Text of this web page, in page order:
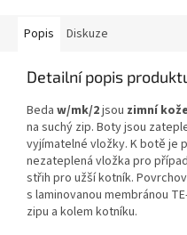
Popis Diskuze
Detailní popis
Beda w/mk/2jsou zimní
na suchý zip. Boty jsou
vyjímatelné vložky. K botě je
nezateplená vložka pro
střih pro užší kotník.
s laminovanou membránou
zipu a kolem kotníku.